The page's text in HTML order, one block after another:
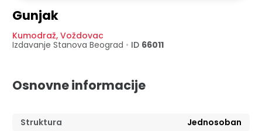
Gunjak
Kumodraž, Voždovac
Izdavanje Stanova Beograd • ID 66011
Osnovne informacije
Struktura
Jednosoban